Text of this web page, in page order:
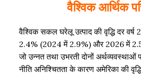
वैश्विक आर्थिक
वैश्विक सकल घरेलू उत्पाद की वृद्धि दर वर्ष
2.4% (2024 में 2.9%) और 2026 में
जो उन्नत तथा उभरती दोनों अर्थव्यवस्थाओं
नीति अनिश्चितता के कारण अमेरिका की